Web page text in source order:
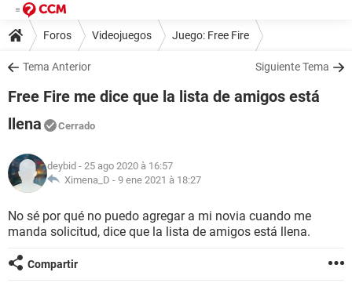
Foros Videojuegos Juego: Free Fire
Tema Anterior Siguiente Tema
Free Fire me dice que la lista de amigos está
llena
Cerrado
deybid - 25 ago 2020 à 16:57
Ximena_D - 9 ene 2021 à 18:27
No sé por qué no puedo agregar a mi novia cuando me
manda solicitud, dice que la lista de amigos está llena.
Compartir